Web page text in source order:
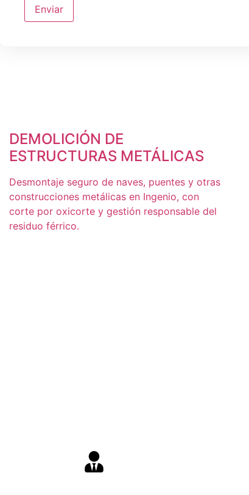
DEMOLICIÓN DE
ESTRUCTURAS METÁLICAS
Desmontaje seguro de naves, puentes y otras
construcciones metálicas en Ingenio, con
corte por oxicorte y gestión responsable del
residuo férrico.